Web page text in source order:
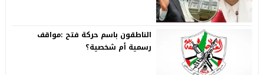
الناطقون باسم حركة فتح :مواقف
رسمية أم شخصية؟